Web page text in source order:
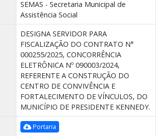
SEMAS - Secretaria Municipal de
Assistência Social
DESIGNA SERVIDOR PARA
FISCALIZAÇÃO DO CONTRATO N°
000255/2025, CONCORRÊNCIA
ELETRÔNICA Nº 090003/2024,
REFERENTE A CONSTRUÇÃO DO
CENTRO DE CONVIVÊNCIA E
FORTALECIMENTO DE VÍNCULOS, DO
MUNICÍPIO DE PRESIDENTE KENNEDY.
Portaria